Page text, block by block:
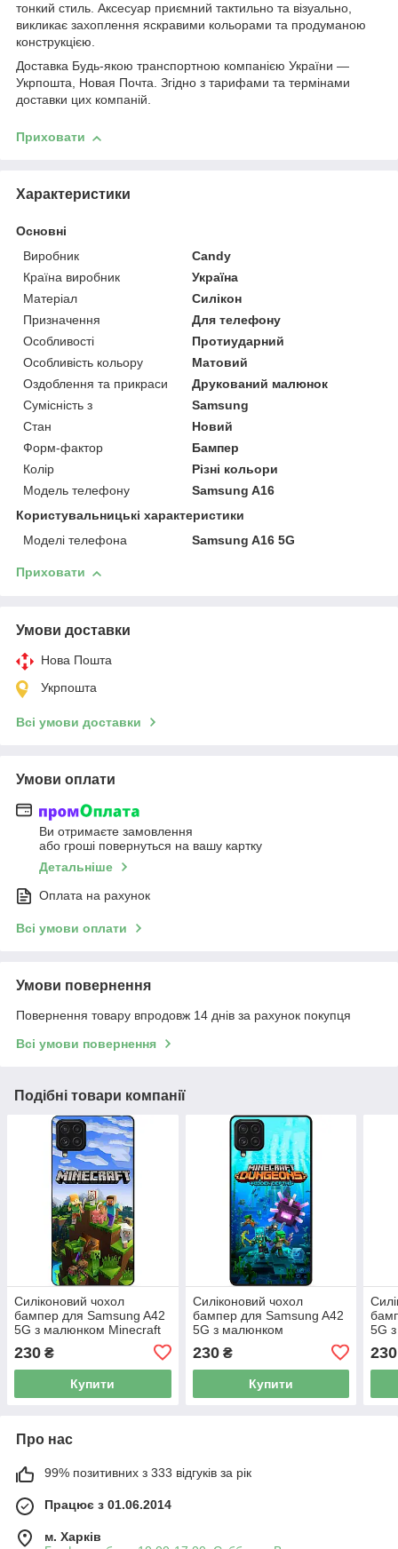
тонкий стиль. Аксесуар приємний тактильно та візуально,
викликає захоплення яскравими кольорами та продуманою
конструкцією.
Доставка Будь-якою транспортною компанією України —
Укрпошта, Новая Почта. Згідно з тарифами та термінами
доставки цих компаній.
Приховати
Характеристики
Основні
Виробник
Candy
Країна виробник
Україна
Матеріал
Силікон
Призначення
Для телефону
Особливості
Протиударний
Особливість кольору
Матовий
Оздоблення та прикраси
Друкований малюнок
Сумісність з
Samsung
Стан
Новий
Форм-фактор
Бампер
Колір
Різні кольори
Модель телефону
Samsung A16
Користувальницькі характеристики
Моделі телефона
Samsung A16 5G
Приховати
Умови доставки
Нова Пошта
Укрпошта
Всі умови доставки
Умови оплати
Ви отримаєте замовлення
або гроші повернуться на вашу картку
Детальніше
Оплата на рахунок
Всі умови оплати
Умови повернення
Повернення товару впродовж 14 днів за рахунок покупця
Всі умови повернення
Подібні товари компанії
Силіконовий чохол
бампер для Samsung A42
5G з малюнком Minecraft
230 ₴
Купити
Силіконовий чохол
бампер для Samsung A42
5G з малюнком
230₴
Купити
5G
230
Про нас
99% позитивних з 333 відгуків за рік
Працює з 01.06.2014
м. Харків